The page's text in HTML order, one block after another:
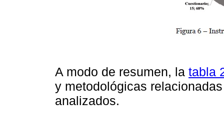
A modo de resumen, la tabla
y metodológicas
analizados.